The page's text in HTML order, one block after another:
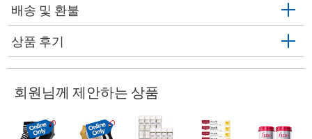
배송 및 환불
상품 후기
회원님께 제안하는 상품